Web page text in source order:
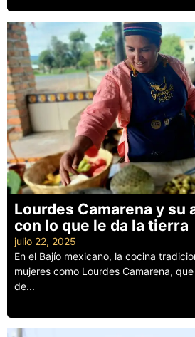
Lourdes Camarena y su
con lo que le da la tierra
julio 22, 2025
En el Bajío mexicano, la cocina
mujeres como Lourdes Camarena,
de...